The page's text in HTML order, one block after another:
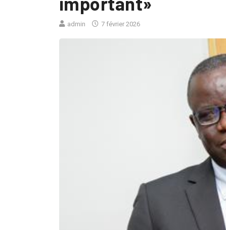
admin 7 février 2026